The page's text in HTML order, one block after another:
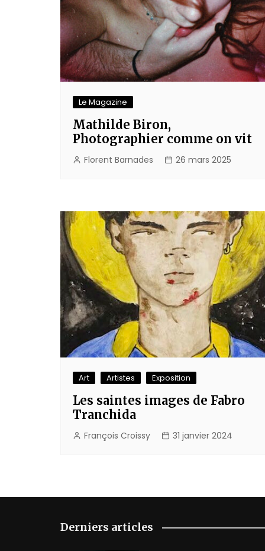
Le Magazine
Mathilde Biron,
Photographier comme on vit
Florent Barnades 26 mars 2025
Art Artistes Exposition
Les saintes images de Fabro
Tranchida
François Croissy 31 janvier 2024
Derniers articles